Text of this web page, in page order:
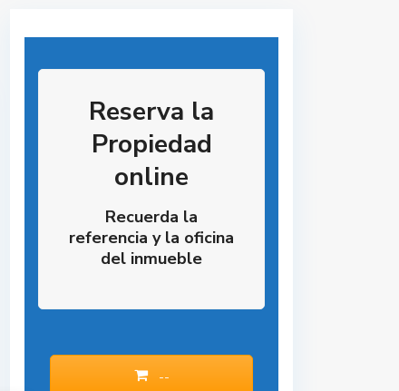
Reserva la
Propiedad
online
Recuerda la
referencia y la oficina
del inmueble
--